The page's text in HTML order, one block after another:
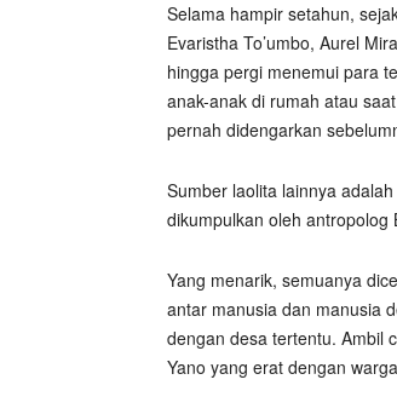
Selama hampir setahun,
Evaristha To’umbo, Aurel
hingga pergi menemui para
anak-anak di rumah atau
pernah didengarkan
Sumber laolita lainnya
dikumpulkan oleh antropolog
Yang menarik, semuanya
antar manusia dan manusia
dengan desa tertentu. Ambil
Yano yang erat dengan